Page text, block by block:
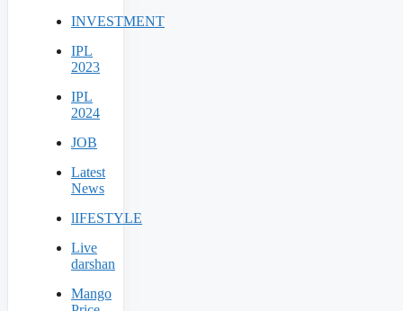
INVESTMENT
IPL
2023
IPL
2024
JOB
Latest
News
lIFESTYLE
Live
darshan
Mango